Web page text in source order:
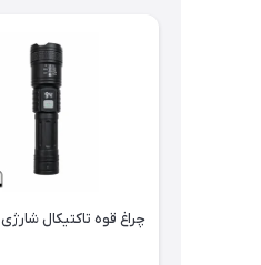
چراغ قوه تاکتیکال شارژی